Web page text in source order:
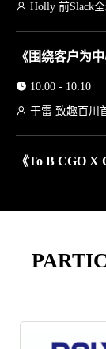
Holly 前Slack
《围绕客户为
10:00 - 10:10
于雷 致趣百川
《To B CGO X
《世界500强
马西伯 雍熙